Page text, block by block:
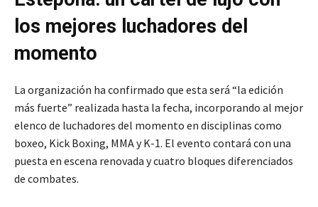
los mejores luchadores del
momento
La organización ha confirmado que esta será “la edición
más fuerte” realizada hasta la fecha, incorporando al mejor
elenco de luchadores del momento en disciplinas como
boxeo, Kick Boxing, MMA y K-1. El evento contará con una
puesta en escena renovada y cuatro bloques diferenciados
de combates.